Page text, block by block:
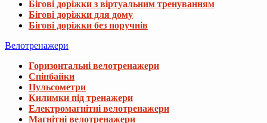
Бігові доріжки з віртуальним тренуванням
Бігові доріжки для дому
Бігові доріжки без поручнів
Велотренажери
Горизонтальні велотренажери
Спінбайки
Пульсометри
Килимки під тренажери
Електромагнітні велотренажери
Магнітні велотренажери